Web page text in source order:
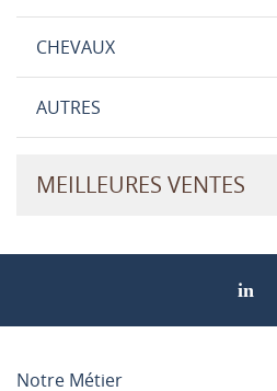
CHEVAUX
AUTRES
MEILLEURES VENTES
Notre Métier